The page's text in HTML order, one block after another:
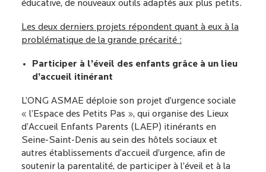
éducative, de nouveaux outils adaptés aux plus petits.
Les deux derniers projets répondent quant à eux à la
problématique de la grande précarité :
Participer à l’éveil des enfants grâce à un lieu
d’accueil itinérant
L’ONG ASMAE déploie son projet d’urgence sociale
« l’Espace des Petits Pas », qui organise des Lieux
d’Accueil Enfants Parents (LAEP) itinérants en
Seine-Saint-Denis au sein des hôtels sociaux et
autres établissements d’accueil d’urgence, afin de
soutenir la parentalité, de participer à l’éveil et à la